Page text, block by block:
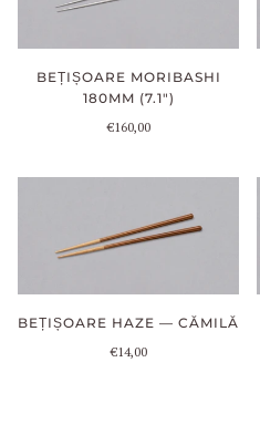
BEȚIȘOARE MORIBASHI
180MM (7.1")
€160,00
BEȚIȘOARE HAZE — CĂMILĂ
€14,00